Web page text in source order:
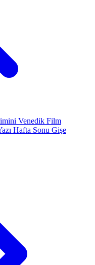
Venedik Film
Hafta Sonu Gişe